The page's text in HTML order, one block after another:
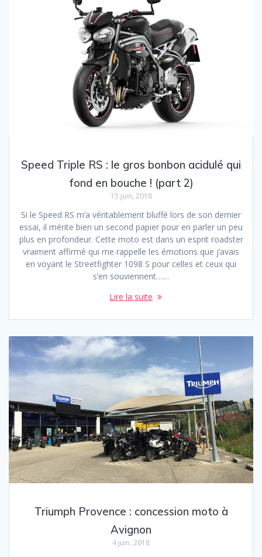
Speed Triple RS : le gros bonbon acidulé qui
fond en bouche ! (part 2)
15 juin, 2018
Si le Speed RS m’a véritablement bluffé lors de son dernier
essai, il mérite bien un second papier pour en parler un peu
plus en profondeur. Cette moto est dans un esprit roadster
vraiment affirmé qui me rappelle les émotions que j’avais
en voyant le Streetfighter 1098 S pour celles et ceux qui
s’en souviennent……
Lire la suite
Triumph Provence : concession moto à
Avignon
4 juin, 2018